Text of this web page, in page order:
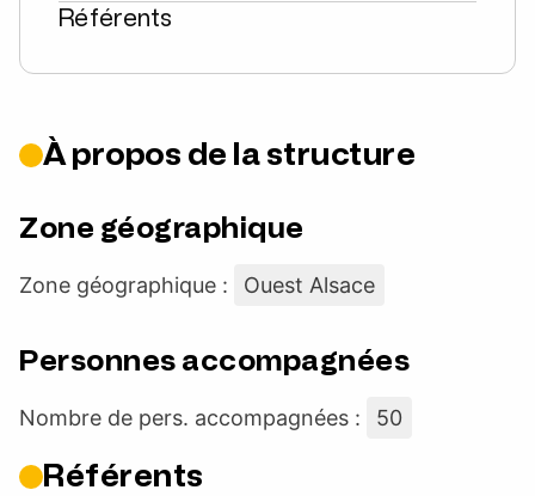
Référents
À propos de la structure
Zone géographique
Zone géographique : Ouest Alsace
Personnes accompagnées
Nombre de pers. accompagnées : 50
Référents